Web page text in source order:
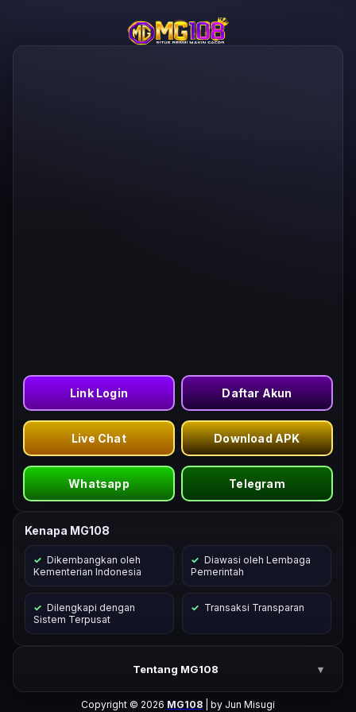
Link Login Daftar Akun
Live Chat Download APK
Whatsapp Telegram
Kenapa MG108
Dikembangkan oleh
Kementerian Indonesia
Diawasi oleh Lembaga
Pemerintah
Dilengkapi dengan
Sistem Terpusat
Transaksi Transparan
Tentang MG108
Copyright © 2026 MG108 | by Jun Misugi